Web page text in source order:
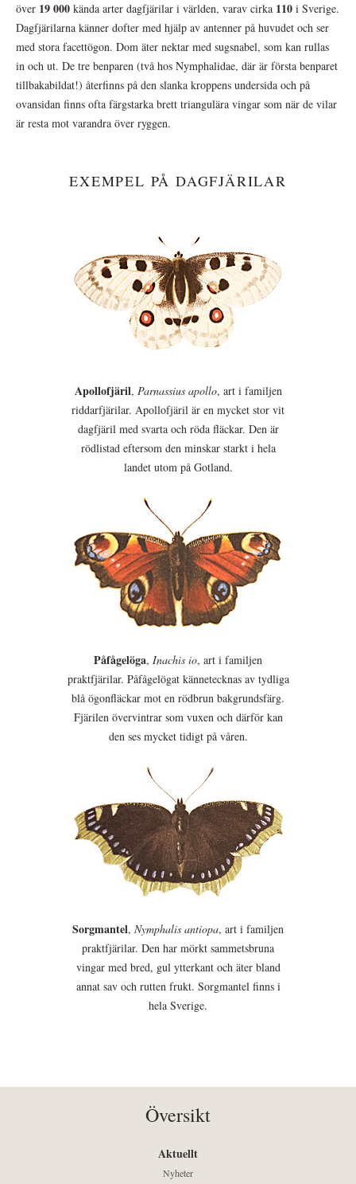
över 19 000 kända arter dagfjärilar i världen, varav cirka 110 i Sverige.
Dagfjärilarna känner dofter med hjälp av antenner på huvudet och ser
med stora facettögon. Dom äter nektar med sugsnabel, som kan rullas
in och ut. De tre benparen (två hos Nymphalidae, där är första benparet
tillbakabildat!) återfinns på den slanka kroppens undersida och på
ovansidan finns ofta färgstarka brett triangulära vingar som när de vilar
är resta mot varandra över ryggen.
EXEMPEL PÅ DAGFJÄRILAR
Apollofjäril, Parnassius apollo, art i familjen
riddarfjärilar. Apollofjäril är en mycket stor vit
dagfjäril med svarta och röda fläckar. Den är
rödlistad eftersom den minskar starkt i hela
landet utom på Gotland.
Påfågelöga, Inachis io, art i familjen
praktfjärilar. Påfågelögat kännetecknas av tydliga
blå ögonfläckar mot en rödbrun bakgrundsfärg.
Fjärilen övervintrar som vuxen och därför kan
den ses mycket tidigt på våren.
Sorgmantel, Nymphalis antiopa, art i familjen
praktfjärilar. Den har mörkt sammetsbruna
vingar med bred, gul ytterkant och äter bland
annat sav och rutten frukt. Sorgmantel finns i
hela Sverige.
Översikt
Aktuellt
Nyheter